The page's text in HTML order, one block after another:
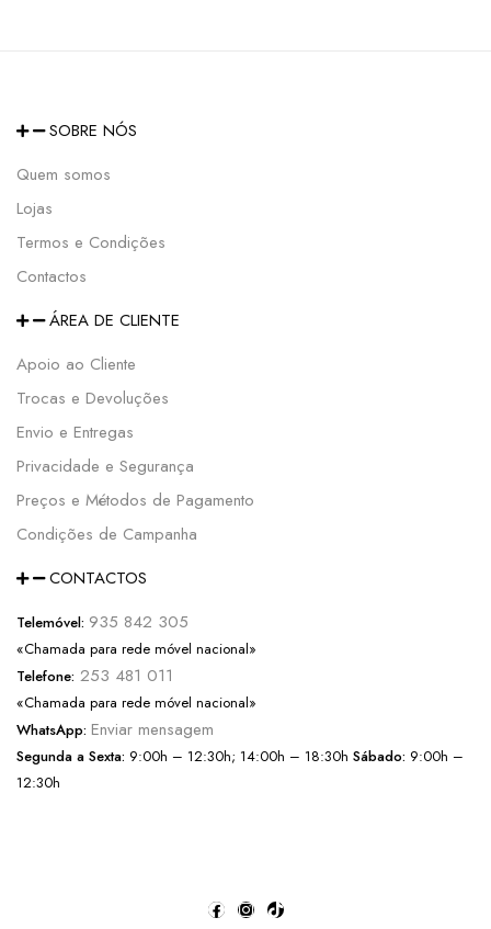
SOBRE NÓS
Quem somos
Lojas
Termos e Condições
Contactos
ÁREA DE CLIENTE
Apoio ao Cliente
Trocas e Devoluções
Envio e Entregas
Privacidade e Segurança
Preços e Métodos de Pagamento
Condições de Campanha
CONTACTOS
Telemóvel: 935 842 305
«Chamada para rede móvel nacional»
Telefone: 253 481 011
«Chamada para rede móvel nacional»
WhatsApp: Enviar mensagem
Segunda a Sexta: 9:00h – 12:30h; 14:00h – 18:30h Sábado: 9:00h –
12:30h